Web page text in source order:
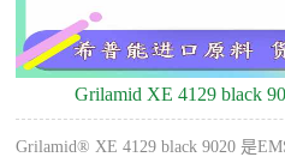
Grilamid XE 4129 black
Grilamid® XE 4129 black 9020 是